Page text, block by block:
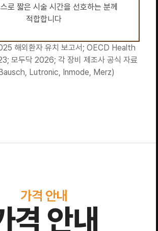
로 짧은 시술 시간을 선호하는 분께
적합합니다
해외환자 유치 보고서; OECD Health
모두닥 2026; 각 장비 제조사 공식 자료
Lutronic, Inmode, Merz)
가격 안내
격 안내